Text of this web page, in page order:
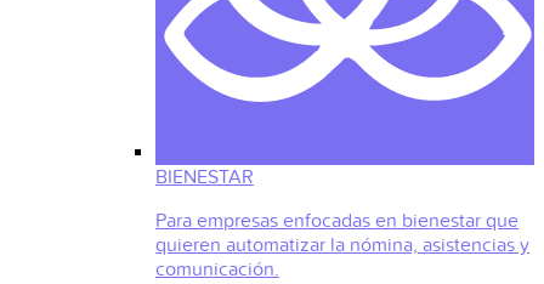
BIENESTAR
Para empresas enfocadas en bienestar que
quieren automatizar la nómina, asistencias y
comunicación.